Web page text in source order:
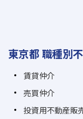
東京都 職種別
賃貸仲介
売買仲介
投資用不動産販